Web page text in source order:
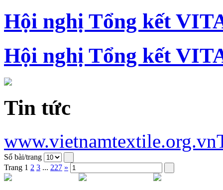
Hội nghị Tổng kết
Hội nghị Tổng kết
Tin tức
www.vietnamtextile.org.vn
Số bài/trang
Trang 1 2 3 ... 227 »